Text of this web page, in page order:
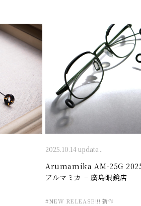
2025.10.14 update...
Arumamika AM-25G
アルマミカ – 廣島眼鏡店
#NEW RELEASE!!! 新作